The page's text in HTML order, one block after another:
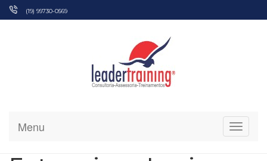
Pular
(19) 99730-0569
Menu